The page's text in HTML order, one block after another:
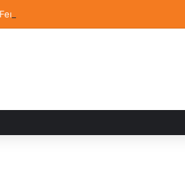
Internacional del Libro en Puebla